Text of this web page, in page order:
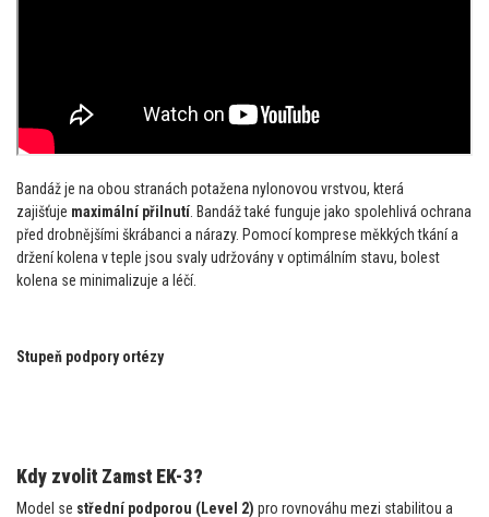
Bandáž je na obou stranách potažena nylonovou vrstvou, která
zajišťuje maximální přilnutí. Bandáž také funguje jako spolehlivá ochrana
před drobnějšími škrábanci a nárazy. Pomocí komprese měkkých tkání a
držení kolena v teple jsou svaly udržovány v optimálním stavu, bolest
kolena se minimalizuje a léčí.
Stupeň podpory ortézy
Kdy zvolit Zamst EK-3?
Model se střední podporou (Level 2) pro rovnováhu mezi stabilitou a